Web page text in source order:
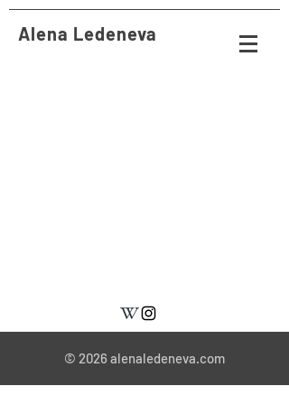
Alena Ledeneva
© 2026 alenaledeneva.com